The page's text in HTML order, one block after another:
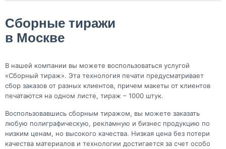
Сборные тиражи
в Москве
В нашей компании вы можете воспользоваться услугой
«Сборный тираж». Эта технология печати предусматривает
сбор заказов от разных клиентов, причем макеты от клиентов
печатаются на одном листе, тираж – 1000 штук.
Воспользовавшись сборным тиражом, вы можете заказать
любую полиграфическую, рекламную и бизнес продукцию по
низким ценам, но высокого качества. Низкая цена без потери
качества материалов и технологии достигается за счет особо